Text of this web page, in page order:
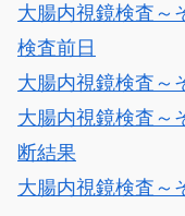
大腸内視鏡検査～
検査前日
大腸内視鏡検査～
大腸内視鏡検査～
断結果
大腸内視鏡検査～